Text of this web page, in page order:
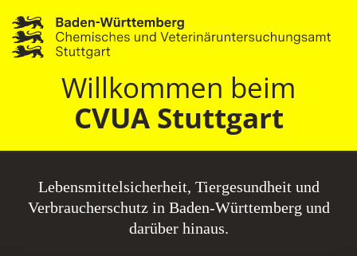
Willkommen beim
CVUA Stuttgart
Lebensmittel­sicherheit, Tiergesundheit und
Verbraucherschutz in Baden-Württemberg und
darüber hinaus.